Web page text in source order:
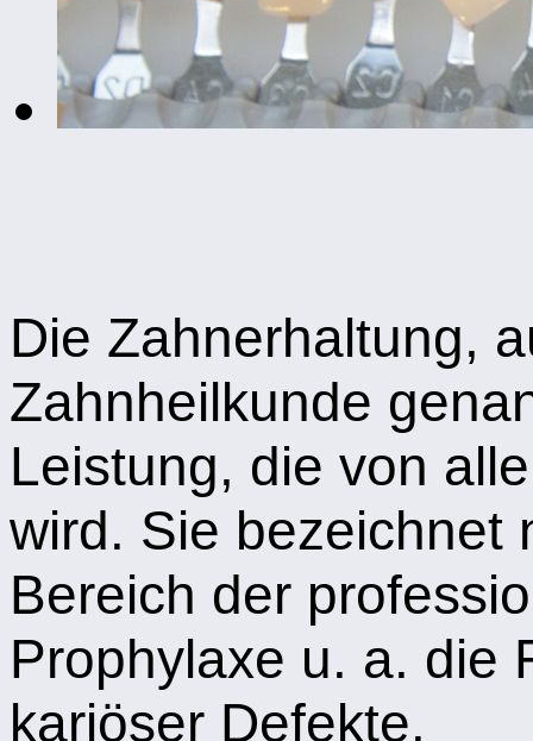
Die Zahnerhaltung,
Zahnheilkunde
Leistung, die von
wird. Sie bezeichnet
Bereich der
Prophylaxe u. a. die
kariöser Defekte.